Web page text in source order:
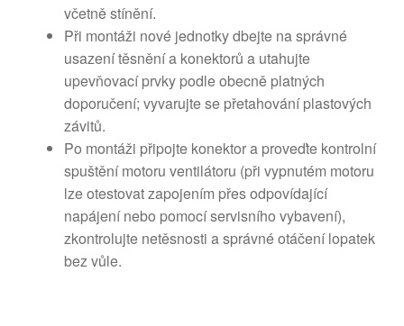
včetně stínění.
Při montáži nové jednotky dbejte na správné
usazení těsnění a konektorů a utahujte
upevňovací prvky podle obecně platných
doporučení; vyvarujte se přetahování plastových
závitů.
Po montáži připojte konektor a proveďte kontrolní
spuštění motoru ventilátoru (při vypnutém motoru
lze otestovat zapojením přes odpovídající
napájení nebo pomocí servisního vybavení),
zkontrolujte netěsnosti a správné otáčení lopatek
bez vůle.